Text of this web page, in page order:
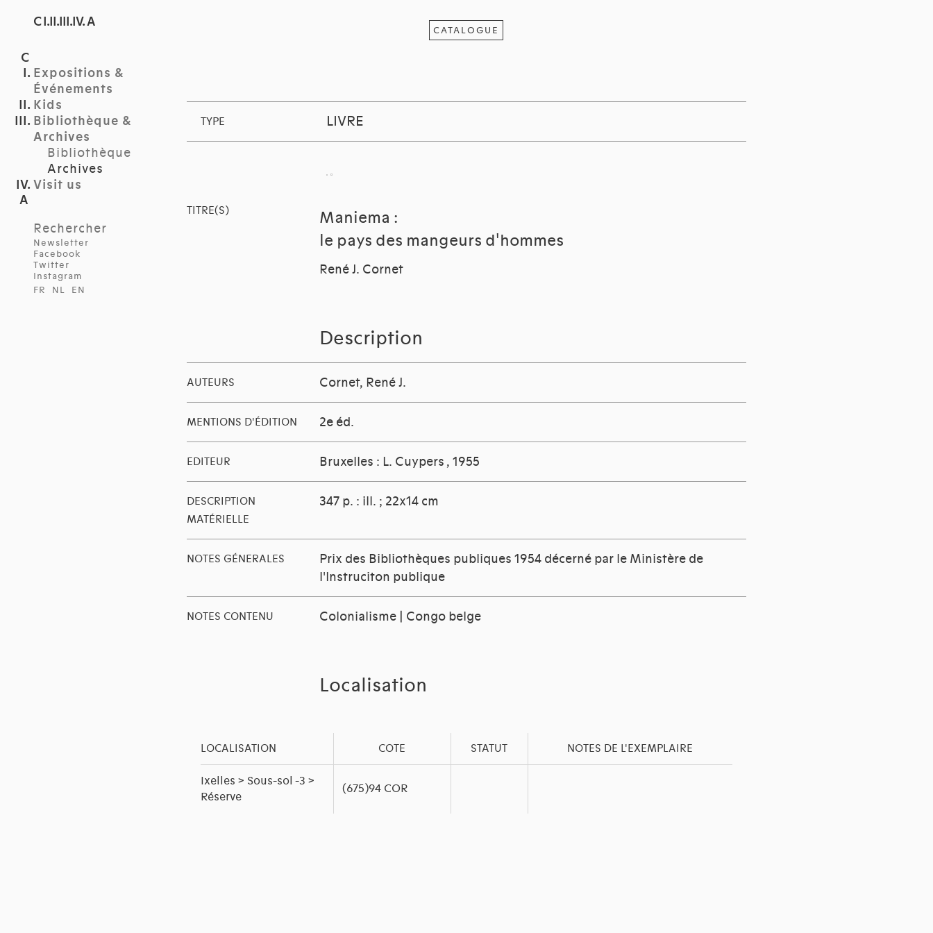
C I.II.III.IV. A
Expositions &
Événements
Kids
Bibliothèque &
Archives
Bibliothèque
Archives
Visit us
Rechercher
Newsletter
Facebook
Twitter
Instagram
FR
NL EN
CATALOGUE
TYPE LIVRE
TITRE(S)
Maniema :
le pays des mangeurs d'hommes
René J. Cornet
Description
AUTEURS Cornet, René J.
MENTIONS D'ÉDITION 2e éd.
EDITEUR Bruxelles : L. Cuypers , 1955
DESCRIPTION
MATÉRIELLE
347 p. : ill. ; 22x14 cm
NOTES GÉNERALES
Prix des Bibliothèques publiques 1954 décerné par le Ministère de
l'Instruciton publique
NOTES CONTENU Colonialisme | Congo belge
Localisation
LOCALISATION COTE STATUT NOTES DE L'EXEMPLAIRE
Ixelles > Sous-sol -3 >
Réserve
(675)94 COR